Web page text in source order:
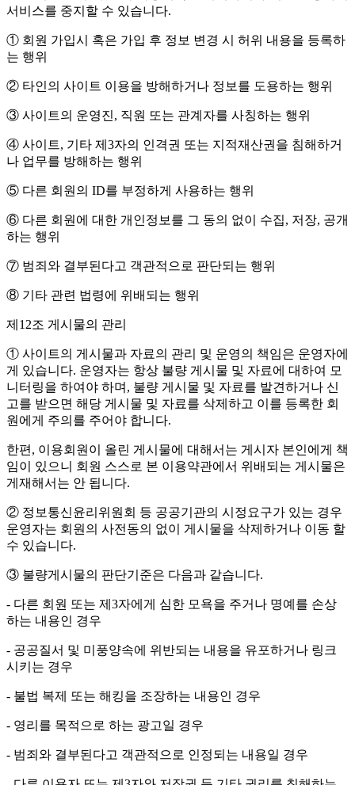
서비스를 중지할 수 있습니다.
① 회원 가입시 혹은 가입 후 정보 변경 시 허위 내용을 등록하
는 행위
② 타인의 사이트 이용을 방해하거나 정보를 도용하는 행위
③ 사이트의 운영진, 직원 또는 관계자를 사칭하는 행위
④ 사이트, 기타 제3자의 인격권 또는 지적재산권을 침해하거
나 업무를 방해하는 행위
⑤ 다른 회원의 ID를 부정하게 사용하는 행위
⑥ 다른 회원에 대한 개인정보를 그 동의 없이 수집, 저장, 공개
하는 행위
⑦ 범죄와 결부된다고 객관적으로 판단되는 행위
⑧ 기타 관련 법령에 위배되는 행위
제12조 게시물의 관리
① 사이트의 게시물과 자료의 관리 및 운영의 책임은 운영자에
게 있습니다. 운영자는 항상 불량 게시물 및 자료에 대하여 모
니터링을 하여야 하며, 불량 게시물 및 자료를 발견하거나 신
고를 받으면 해당 게시물 및 자료를 삭제하고 이를 등록한 회
원에게 주의를 주어야 합니다.
한편, 이용회원이 올린 게시물에 대해서는 게시자 본인에게 책
임이 있으니 회원 스스로 본 이용약관에서 위배되는 게시물은
게재해서는 안 됩니다.
② 정보통신윤리위원회 등 공공기관의 시정요구가 있는 경우
운영자는 회원의 사전동의 없이 게시물을 삭제하거나 이동 할
수 있습니다.
③ 불량게시물의 판단기준은 다음과 같습니다.
- 다른 회원 또는 제3자에게 심한 모욕을 주거나 명예를 손상
하는 내용인 경우
- 공공질서 및 미풍양속에 위반되는 내용을 유포하거나 링크
시키는 경우
- 불법 복제 또는 해킹을 조장하는 내용인 경우
- 영리를 목적으로 하는 광고일 경우
- 범죄와 결부된다고 객관적으로 인정되는 내용일 경우